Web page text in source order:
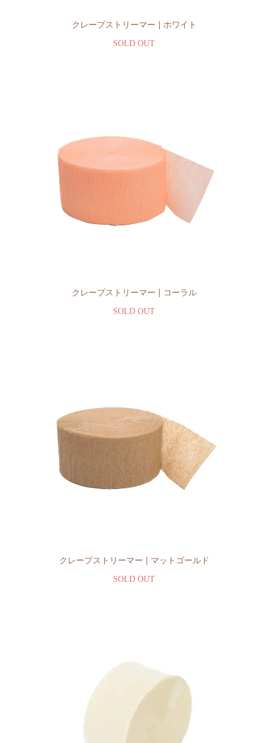
クレープストリーマー | ホワイト
SOLD OUT
クレープストリーマー | コーラル
SOLD OUT
クレープストリーマー | マットゴールド
SOLD OUT